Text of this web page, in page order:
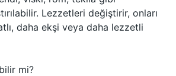
Lezzetleri değiştirir, onları
daha ekşi veya daha lezzetli
mi?